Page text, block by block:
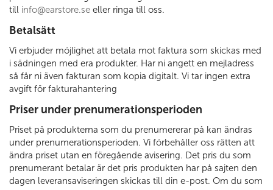
till info@earstore.se eller ringa till oss.
Betalsätt
Vi erbjuder möjlighet att betala mot faktura som skickas med
i sädningen med era produkter. Har ni angett en mejladress
så får ni även fakturan som kopia digitalt. Vi tar ingen extra
avgift för fakturahantering
Priser under prenumerationsperioden
Priset på produkterna som du prenumererar på kan ändras
under prenumerationsperioden. Vi förbehåller oss rätten att
ändra priset utan en föregående avisering. Det pris du som
prenumerant betalar är det pris produkten har på sajten den
dagen leveransaviseringen skickas till din e-post. Om du som